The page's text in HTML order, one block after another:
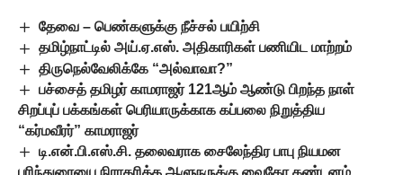
தேவை – பெண்களுக்கு நீச்சல் பயிற்சி
தமிழ்நாட்டில் அய்.ஏ.எஸ். அதிகாரிகள் பணியிட மாற்றம்
திருநெல்வேலிக்கே “அல்வாவா?”
பச்சைத் தமிழர் காமராஜர் 121ஆம் ஆண்டு பிறந்த நாள்
சிறப்புப் பக்கங்கள் பெரியாருக்காக கப்பலை நிறுத்திய
“கர்மவீரர்” காமராஜர்
டி.என்.பி.எஸ்.சி. தலைவராக சைலேந்திர பாபு நியமன